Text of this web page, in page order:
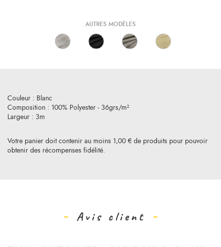
AUTRES MODÈLES
Votre panier doit contenir au moins 1,00 € de produits pour pouvoir
obtenir des récompenses fidélité.
Couleur : Blanc
Composition : 100% Polyester - 36grs/m²
Largeur : 3m
Avis client